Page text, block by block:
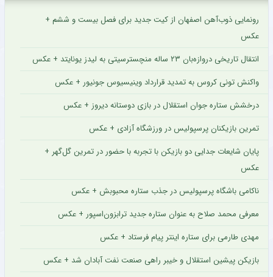
رونمایی ذوب‌آهن اصفهان از کیت جدید برای فصل بیست و ششم +
عکس
انتقال تاریخی دروازه‌بان ۲۳ ساله منچسترسیتی به لیدز یونایتد + عکس
واکنش تونی کروس به تمدید قرارداد وینیسیوس جونیور + عکس
درخشش ستاره جوان استقلال در بازی دوستانه دیروز + عکس
تمرین بازیکنان پرسپولیس در ورزشگاه آزادی + عکس
پایان شایعات جدایی دو بازیکن با تجربه با حضور در تمرین گل‌گهر +
عکس
ناکامی باشگاه پرسپولیس در جذب ستاره محبوبش + عکس
معرفی محمد صلاح به عنوان ستاره جدید ترابزون‌اسپور + عکس
مهدی طارمی برای ستاره اینتر پیام فرستاد + عکس
بازیکن پیشین استقلال و خیبر راهی صنعت نفت آبادان شد + عکس